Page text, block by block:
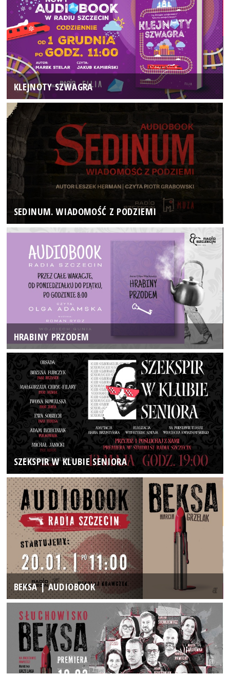
KLEJNOTY SZWAGRA
SEDINUM. WIADOMOŚĆ Z PODZIEMI
HRABINY PRZODEM
SZEKSPIR W KLUBIE SENIORA
BEKSA | AUDIOBOOK